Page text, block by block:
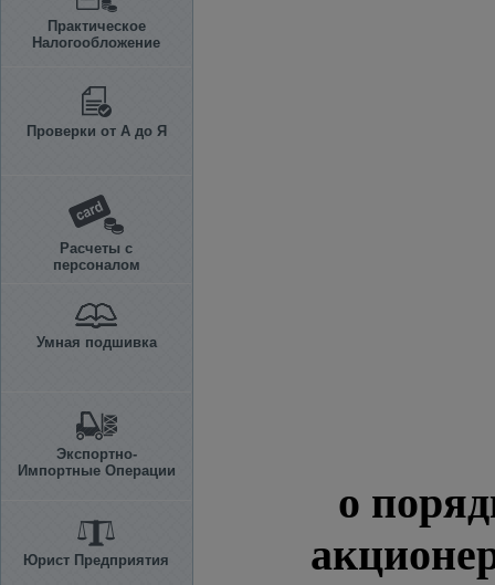
Практическое
Налогообложение
Проверки от А до Я
Расчеты с
персоналом
Умная подшивка
Экспортно-
Импортные Операции
Юрист Предприятия
о